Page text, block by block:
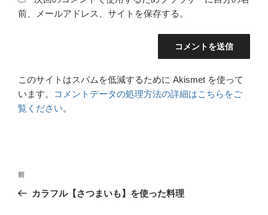
前、メールアドレス、サイトを保存する。
このサイトはスパムを低減するために Akismet を使って
います。
コメントデータの処理方法の詳細はこちらをご
覧ください。
前
カラフル【さつまいも】を使った料理